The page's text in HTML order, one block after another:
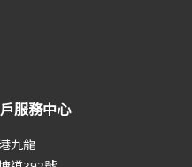
服務中心
九龍